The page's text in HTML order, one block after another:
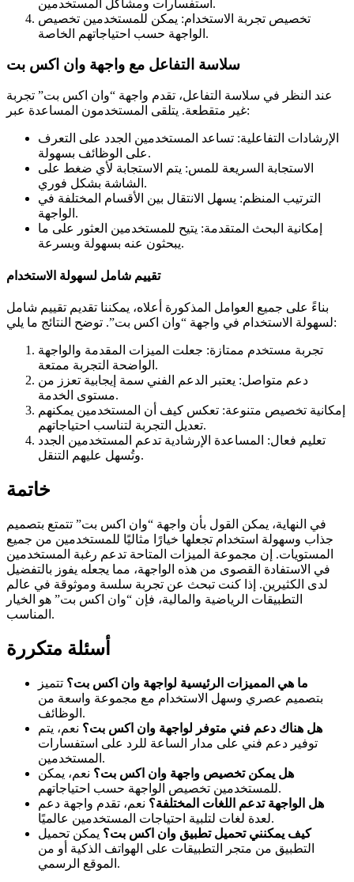
استفسارات ومشاكل المستخدمين.
تخصيص تجربة الاستخدام: يمكن للمستخدمين تخصيص
الواجهة حسب احتياجاتهم الخاصة.
سلاسة التفاعل مع واجهة وان اكس بت
عند النظر في سلاسة التفاعل، تقدم واجهة “وان اكس بت” تجربة
غير متقطعة. يتلقى المستخدمون المساعدة عبر:
الإرشادات التفاعلية: تساعد المستخدمين الجدد على التعرف
على الوظائف بسهولة.
الاستجابة السريعة للمس: يتم الاستجابة لأي ضغط على
الشاشة بشكل فوري.
الترتيب المنظم: يسهل الانتقال بين الأقسام المختلفة في
الواجهة.
إمكانية البحث المتقدمة: يتيح للمستخدمين العثور على ما
يبحثون عنه بسهولة وبسرعة.
تقييم شامل لسهولة الاستخدام
بناءً على جميع العوامل المذكورة أعلاه، يمكننا تقديم تقييم شامل
لسهولة الاستخدام في واجهة “وان اكس بت”. توضح النتائج ما يلي:
تجربة مستخدم ممتازة: جعلت الميزات المقدمة والواجهة
الواضحة التجربة ممتعة.
دعم متواصل: يعتبر الدعم الفني سمة إيجابية تعزز من
مستوى الخدمة.
إمكانية تخصيص متنوعة: تعكس كيف أن المستخدمين يمكنهم
تعديل التجربة لتناسب احتياجاتهم.
تعليم فعال: المساعدة الإرشادية تدعم المستخدمين الجدد
وتُسهل عليهم التنقل.
خاتمة
في النهاية، يمكن القول بأن واجهة “وان اكس بت” تتمتع بتصميم
جذاب وسهولة استخدام تجعلها خيارًا مثاليًا للمستخدمين من جميع
المستويات. إن مجموعة الميزات المتاحة تدعم رغبة المستخدمين
في الاستفادة القصوى من هذه الواجهة، مما يجعله يفوز بالتفضيل
لدى الكثيرين. إذا كنت تبحث عن تجربة سلسة وموثوقة في عالم
التطبيقات الرياضية والمالية، فإن “وان اكس بت” هو الخيار
المناسب.
أسئلة متكررة
ما هي المميزات الرئيسية لواجهة وان اكس بت؟ تتميز
بتصميم عصري وسهل الاستخدام مع مجموعة واسعة من
الوظائف.
هل هناك دعم فني متوفر لواجهة وان اكس بت؟ نعم، يتم
توفير دعم فني على مدار الساعة للرد على استفسارات
المستخدمين.
هل يمكن تخصيص واجهة وان اكس بت؟ نعم، يمكن
للمستخدمين تخصيص الواجهة حسب احتياجاتهم.
هل الواجهة تدعم اللغات المختلفة؟ نعم، تقدم واجهة دعم
لعدة لغات لتلبية احتياجات المستخدمين عالميًا.
كيف يمكنني تحميل تطبيق وان اكس بت؟ يمكن تحميل
التطبيق من متجر التطبيقات على الهواتف الذكية أو من
الموقع الرسمي.